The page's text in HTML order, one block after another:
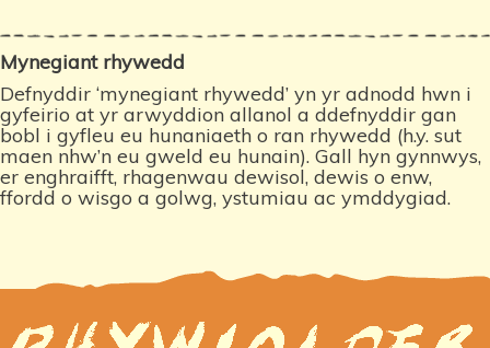
Mynegiant rhywedd
Defnyddir ‘mynegiant rhywedd’ yn yr adnodd hwn i
gyfeirio at yr arwyddion allanol a ddefnyddir gan
bobl i gyfleu eu hunaniaeth o ran rhywedd (h.y. sut
maen nhw’n eu gweld eu hunain). Gall hyn gynnwys,
er enghraifft, rhagenwau dewisol, dewis o enw,
ffordd o wisgo a golwg, ystumiau ac ymddygiad.